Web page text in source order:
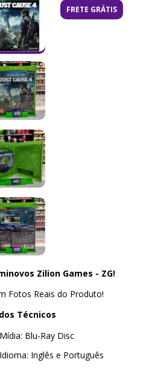
FRETE GRÁTIS
Zilion Games - ZG!
Fotos Reais do Produto!
Técnicos
Mídia: Blu-Ray Disc
Idioma: Inglês e Português